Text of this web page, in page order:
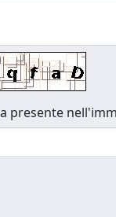
presente